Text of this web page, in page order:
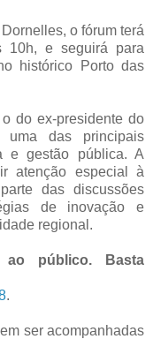
o fórum terá
10h, e seguirá para
histórico Porto das
do ex-presidente do
uma das principais
e gestão pública. A
atenção especial à
das discussões
de inovação e
regional.
público. Basta
.
ser acompanhadas